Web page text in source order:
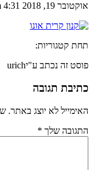
אוקטובר 19, 2018 4:31 am
תחת קטגוריות:
פוסט זה נכתב ע"יurich
כתיבת תגובה
האימייל לא יוצג באתר.
התגובה שלך *